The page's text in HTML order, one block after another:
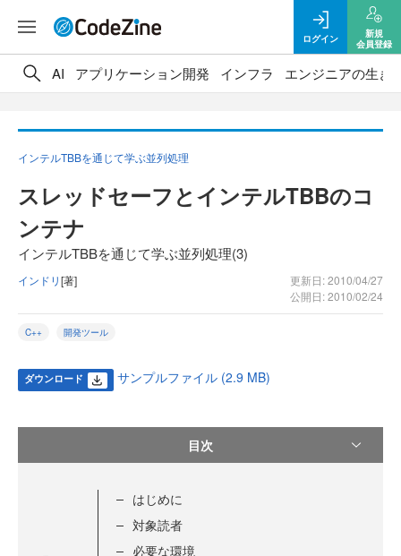
ログイン
新規
会員登録
AI アプリケーション開発 インフラ エンジニアの生き
インテルTBBを通じて学ぶ並列処理
スレッドセーフとインテルTBBのコ
ンテナ
インテルTBBを通じて学ぶ並列処理(3)
インドリ[著]
更新日: 2010/04/27
公開日: 2010/02/24
C++ 開発ツール
ダウンロード サンプルファイル (2.9 MB)
目次
はじめに
対象読者
必要な環境